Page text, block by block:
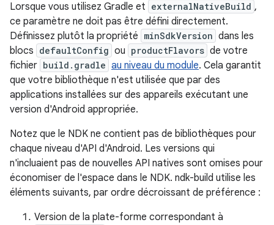
Lorsque vous utilisez Gradle et externalNativeBuild ,
ce paramètre ne doit pas être défini directement.
Définissez plutôt la propriété minSdkVersion dans les
blocs defaultConfig ou productFlavors de votre
fichier build.gradle au niveau du module. Cela garantit
que votre bibliothèque n'est utilisée que par des
applications installées sur des appareils exécutant une
version d'Android appropriée.
Notez que le NDK ne contient pas de bibliothèques pour
chaque niveau d'API d'Android. Les versions qui
n'incluaient pas de nouvelles API natives sont omises pour
économiser de l'espace dans le NDK. ndk-build utilise les
éléments suivants, par ordre décroissant de préférence :
Version de la plate-forme correspondant à